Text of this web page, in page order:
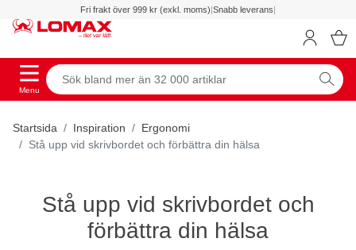
Fri frakt över 999 kr (exkl. moms)|Snabb leverans|
Menu
Startsida Inspiration
Ergonomi
Stå upp vid skrivbordet och förbättra din hälsa
Stå upp vid skrivbordet och
förbättra din hälsa